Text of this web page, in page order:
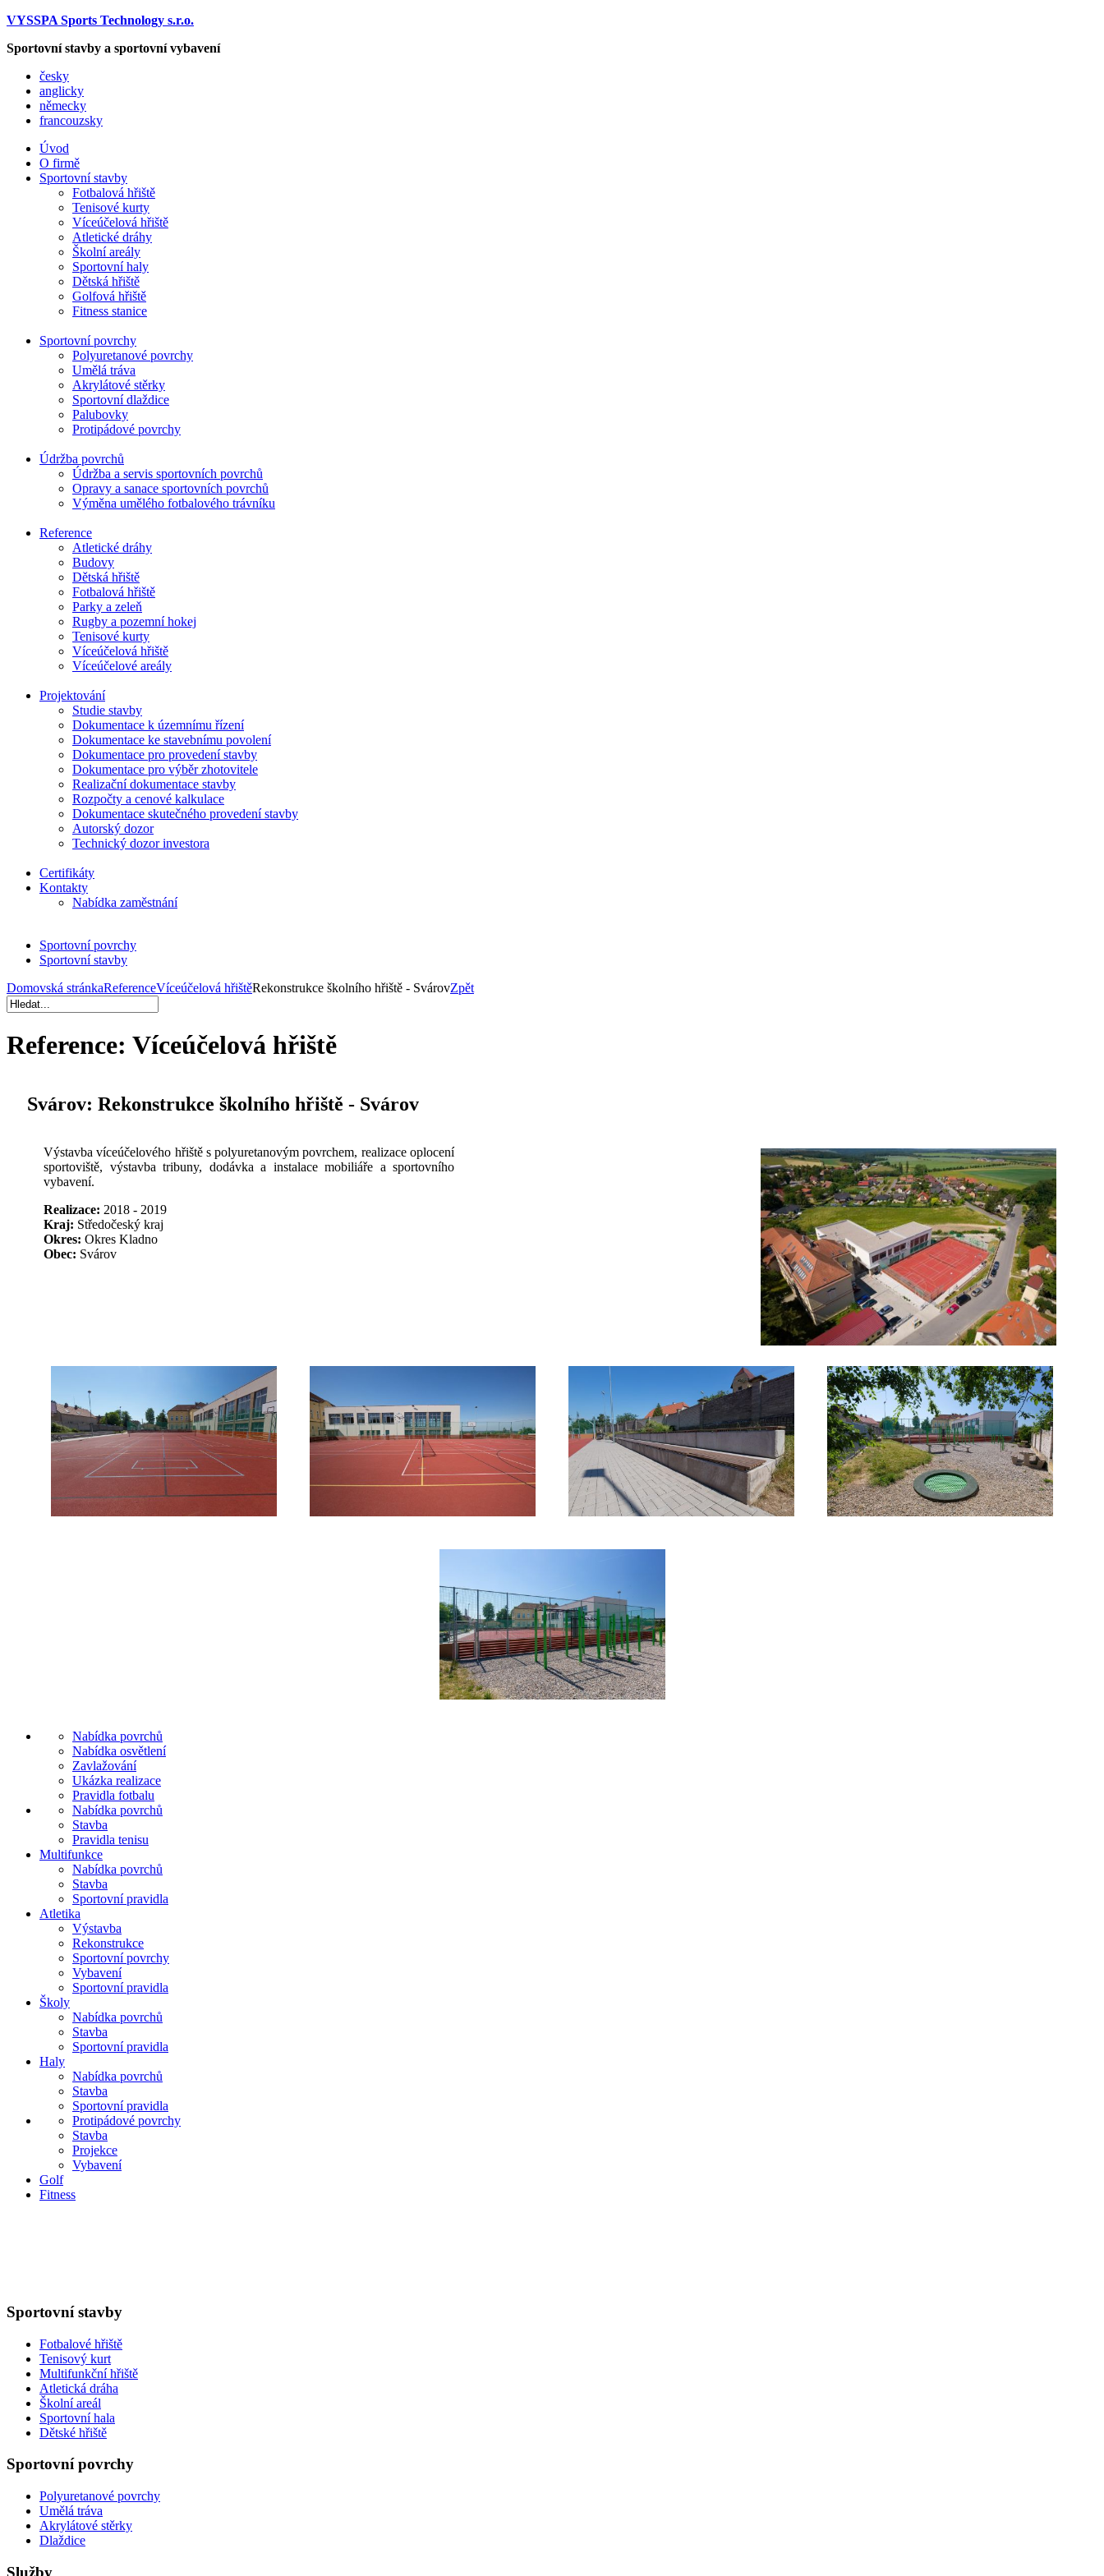
VYSSPA Sports Technology s.r.o.
Sportovní stavby a sportovní vybavení
česky
anglicky
německy
francouzsky
Úvod
O firmě
Sportovní stavby
Fotbalová hřiště
Tenisové kurty
Víceúčelová hřiště
Atletické dráhy
Školní areály
Sportovní haly
Dětská hřiště
Golfová hřiště
Fitness stanice
Sportovní povrchy
Polyuretanové povrchy
Umělá tráva
Akrylátové stěrky
Sportovní dlaždice
Palubovky
Protipádové povrchy
Údržba povrchů
Údržba a servis sportovních povrchů
Opravy a sanace sportovních povrchů
Výměna umělého fotbalového trávníku
Reference
Atletické dráhy
Budovy
Dětská hřiště
Fotbalová hřiště
Parky a zeleň
Rugby a pozemní hokej
Tenisové kurty
Víceúčelová hřiště
Víceúčelové areály
Projektování
Studie stavby
Dokumentace k územnímu řízení
Dokumentace ke stavebnímu povolení
Dokumentace pro provedení stavby
Dokumentace pro výběr zhotovitele
Realizační dokumentace stavby
Rozpočty a cenové kalkulace
Dokumentace skutečného provedení stavby
Autorský dozor
Technický dozor investora
Certifikáty
Kontakty
Nabídka zaměstnání
Sportovní povrchy
Sportovní stavby
Domovská stránkaReferenceVíceúčelová hřištěRekonstrukce školního hřiště - SvárovZpět
Reference: Víceúčelová hřiště
Svárov: Rekonstrukce školního hřiště - Svárov
Výstavba víceúčelového hřiště s polyuretanovým povrchem, realizace oplocení
sportoviště, výstavba tribuny, dodávka a instalace mobiliáře a sportovního
vybavení.
Realizace: 2018 - 2019
Kraj: Středočeský kraj
Okres: Okres Kladno
Obec: Svárov
Nabídka povrchů
Nabídka osvětlení
Zavlažování
Ukázka realizace
Pravidla fotbalu
Nabídka povrchů
Stavba
Pravidla tenisu
Multifunkce
Nabídka povrchů
Stavba
Sportovní pravidla
Atletika
Výstavba
Rekonstrukce
Sportovní povrchy
Vybavení
Sportovní pravidla
Školy
Nabídka povrchů
Stavba
Sportovní pravidla
Haly
Nabídka povrchů
Stavba
Sportovní pravidla
Protipádové povrchy
Stavba
Projekce
Vybavení
Golf
Fitness
Sportovní stavby
Fotbalové hřiště
Tenisový kurt
Multifunkční hřiště
Atletická dráha
Školní areál
Sportovní hala
Dětské hřiště
Sportovní povrchy
Polyuretanové povrchy
Umělá tráva
Akrylátové stěrky
Dlaždice
Služby